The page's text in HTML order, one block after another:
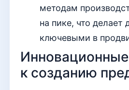
методам
на пике, что делает
ключевыми в
к созданию